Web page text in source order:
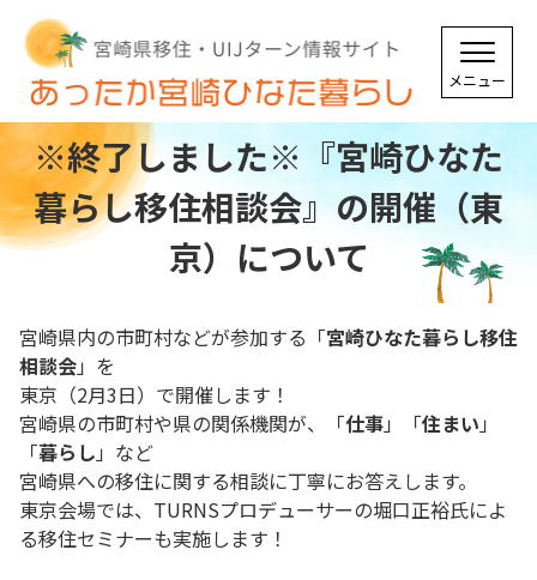
※終了しました※『宮崎ひなた
暮らし移住相談会』の開催（東
京）について
宮崎県内の市町村などが参加する「宮崎ひなた暮らし移住
相談会」を
東京（2月3日）で開催します！
宮崎県の市町村や県の関係機関が、「仕事」「住まい 」
「暮らし 」など
宮崎県への移住に関する相談に丁寧にお答えします。
東京会場では、TURNSプロデューサーの堀口正裕氏によ
る移住セミナーも実施します！